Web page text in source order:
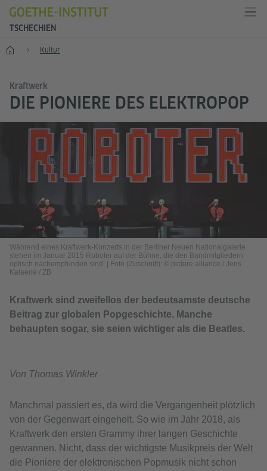
TSCHECHIEN
Start Kultur
Kraftwerk
DIE PIONIERE DES ELEKTROPOP
Während eines Kraftwerk-Konzerts in der Berliner Neuen Nationalgalerie
stehen im Januar 2015 Roboter auf der Bühne, die den Bandmitgliedern
optisch nachempfunden sind.
Foto (Zuschnitt): © picture alliance / Jens
Kalaene / ZB
Kraftwerk sind zweifellos der bedeutsamste deutsche
Beitrag zur globalen Popgeschichte. Manche
behaupten sogar, sie seien wichtiger als die Beatles.
Von Thomas Winkler
Manchmal passiert es, da wird die Vergangenheit plötzlich
von der Gegenwart eingeholt. So wie im Jahr 2018, als
Kraftwerk den ersten Grammy ihrer langen Geschichte
gewannen. Nicht, dass der wichtigste Musikpreis der Welt
die Pioniere der elektronischen Popmusik nicht schon